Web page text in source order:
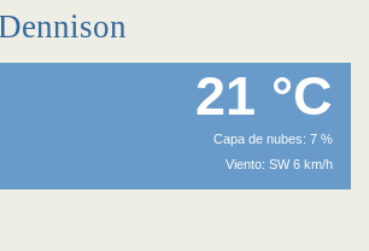
21 °C
Capa de nubes: 7 %
Viento: SW 6 km/h